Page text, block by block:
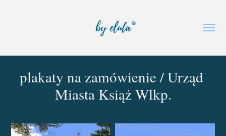
plakaty na zamówienie / Urząd
Miasta Książ Wlkp.